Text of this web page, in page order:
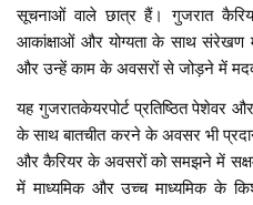
सूचनाओं वाले छात्र हैं। गुजरात कैरियर
आकांक्षाओं और योग्यता के साथ संरेखण
और उन्हें काम के अवसरों से जोड़ने में
यह गुजरातकेयरपोर्ट प्रतिष्ठित पेशेवर
के साथ बातचीत करने के अवसर भी
और कैरियर के अवसरों को समझने में सक्षम
में माध्यमिक और उच्च माध्यमिक के